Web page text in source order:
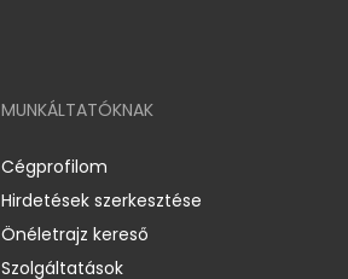
MUNKÁLTATÓKNAK
Cégprofilom
Hirdetések szerkesztése
Önéletrajz kereső
Szolgáltatások